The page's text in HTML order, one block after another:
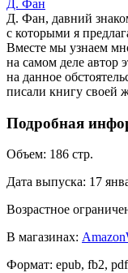
Д. Фан
Д. Фан, давний
с которыми я
Вместе мы узнаем
на самом деле автор
на данное
писали книгу своей
Подробная
Объем: 186 стр.
Дата выпуска: 17
Возрастное
В магазинах: Amazon
Формат: epub, fb2,